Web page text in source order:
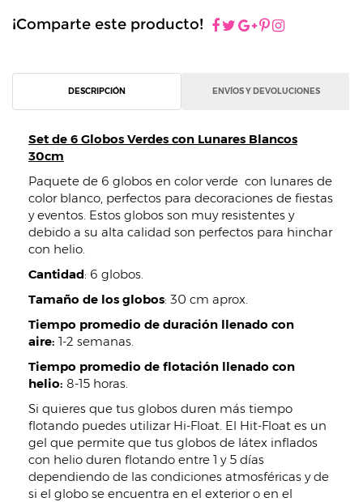
¡Comparte este producto!
DESCRIPCIÓN ENVÍOS Y DEVOLUCIONES
Set de 6 Globos Verdes con Lunares Blancos
30cm
Paquete de 6 globos en color verde con lunares de
color blanco, perfectos para decoraciones de fiestas
y eventos. Estos globos son muy resistentes y
debido a su alta calidad son perfectos para hinchar
con helio.
Cantidad: 6 globos.
Tamaño de los globos: 30 cm aprox.
Tiempo promedio de duración llenado con
aire: 1-2 semanas.
Tiempo promedio de flotación llenado con
helio: 8-15 horas.
Si quieres que tus globos duren más tiempo
flotando puedes utilizar Hi-Float. El Hit-Float es un
gel que permite que tus globos de látex inflados
con helio duren flotando entre 1 y 5 días
dependiendo de las condiciones atmosféricas y de
si el globo se encuentra en el exterior o en el